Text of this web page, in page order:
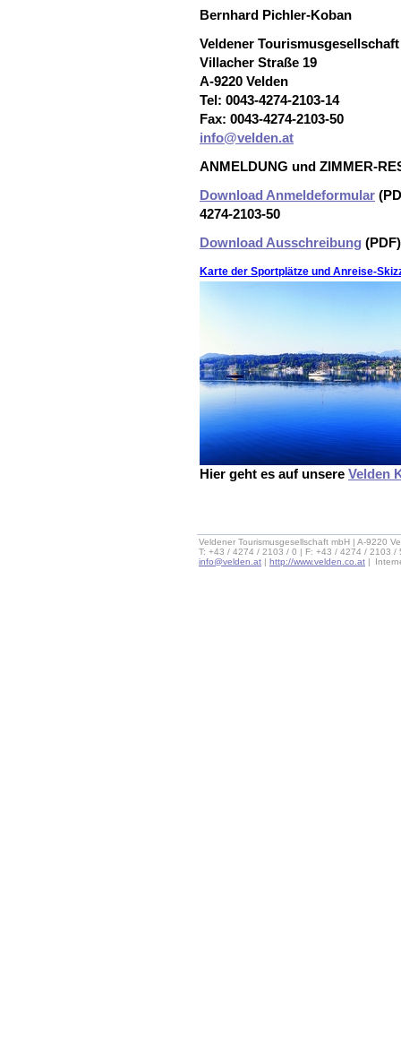
Bernhard Pichler-Koban
Veldener
Villacher Straße 19
A-9220 Velden
Tel: 0043-4274-2103-14
Fax: 0043-4274-2103-50
info@velden.at
ANMELDUNG und ZIMMER-
Download Anmeldeformular
4274-2103-50
Download Ausschreibung (PDF)
Karte der Sportplätze und Anreise-
Hier geht es auf unsere Velden
Veldener Tourismusgesellschaft mbH | A-9220
T: +43 / 4274 / 2103 / 0 | F: +43 / 4274 / 2103 /
info@velden.at | http://www.velden.co.at |